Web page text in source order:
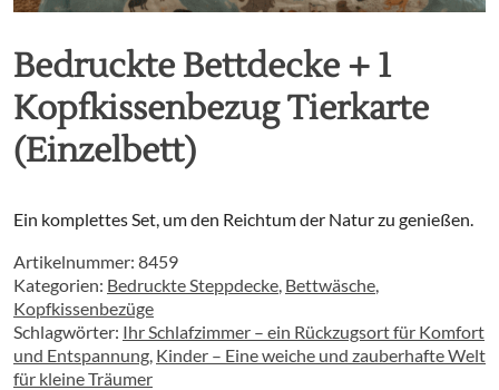
Bedruckte Bettdecke + 1
Kopfkissenbezug Tierkarte
(Einzelbett)
Ein komplettes Set, um den Reichtum der Natur zu genießen.
Artikelnummer: 8459
Kategorien: Bedruckte Steppdecke, Bettwäsche,
Kopfkissenbezüge
Schlagwörter: Ihr Schlafzimmer – ein Rückzugsort für Komfort
und Entspannung, Kinder – Eine weiche und zauberhafte Welt
für kleine Träumer